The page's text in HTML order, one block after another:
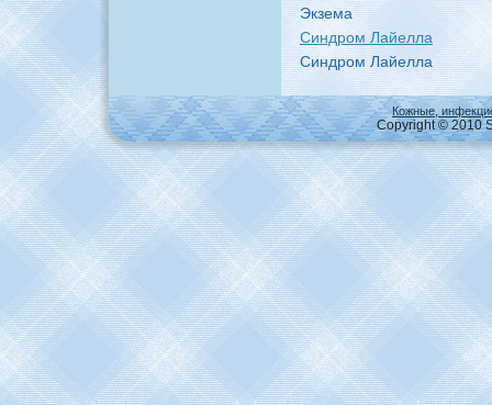
Экзема
Синдpoм Лайелла
Синдpoм Лайелла
Кожные,
Copyright © 2010